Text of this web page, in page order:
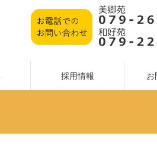
採用情報